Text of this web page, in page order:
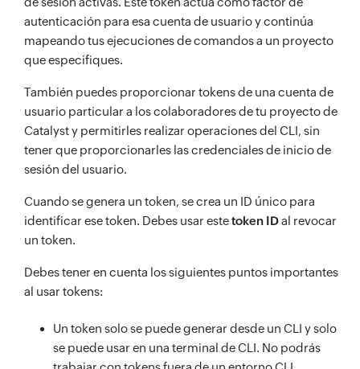
autenticación para esa cuenta de usuario y continúa
mapeando tus ejecuciones de comandos a un proyecto
que especifiques.
También puedes proporcionar tokens de una cuenta de
usuario particular a los colaboradores de tu proyecto de
Catalyst y permitirles realizar operaciones del CLI, sin
tener que proporcionarles las credenciales de inicio de
sesión del usuario.
Cuando se genera un token, se crea un ID único para
identificar ese token. Debes usar estetoken IDal revocar
un token.
Debes tener en cuenta los siguientes puntos importantes
al usar tokens:
Un token solo se puede generar desde un CLI y solo
se puede usar en una terminal de CLI. No podrás